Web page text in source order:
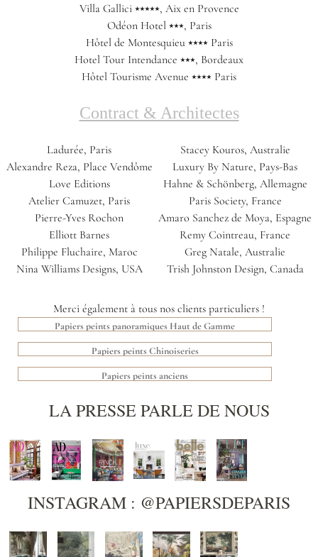
Villa Gallici ⭑⭑⭑⭑⭑, Aix en Provence
Odéon Hotel ⭑⭑⭑, Paris
Hôtel de Montesquieu ⭑⭑⭑⭑ Paris
Hotel Tour Intendance ⭑⭑⭑, Bordeaux
Hôtel Tourisme Avenue ⭑⭑⭑⭑ Paris
Contract & Architectes
Ladurée, Paris
Alexandre Reza, Place Vendôme
Love Editions
Atelier Camuzet, Paris
Pierre-Yves Rochon
Elliott Barnes
Philippe Fluchaire, Maroc
Nina Williams Designs, USA
Stacey Kouros, Australie
Luxury By Nature, Pays-Bas
Hahne & Schönberg, Allemagne
Paris Society, France
Amaro Sanchez de Moya, Espagne
Remy Cointreau, France
Greg Natale, Australie
Trish Johnston Design, Canada
Merci également à tous nos clients particuliers !
Papiers peints panoramiques Haut de Gamme
Papiers peints Chinoiseries
Papiers peints anciens
LA PRESSE PARLE DE NOUS
INSTAGRAM : @PAPIERSDEPARIS